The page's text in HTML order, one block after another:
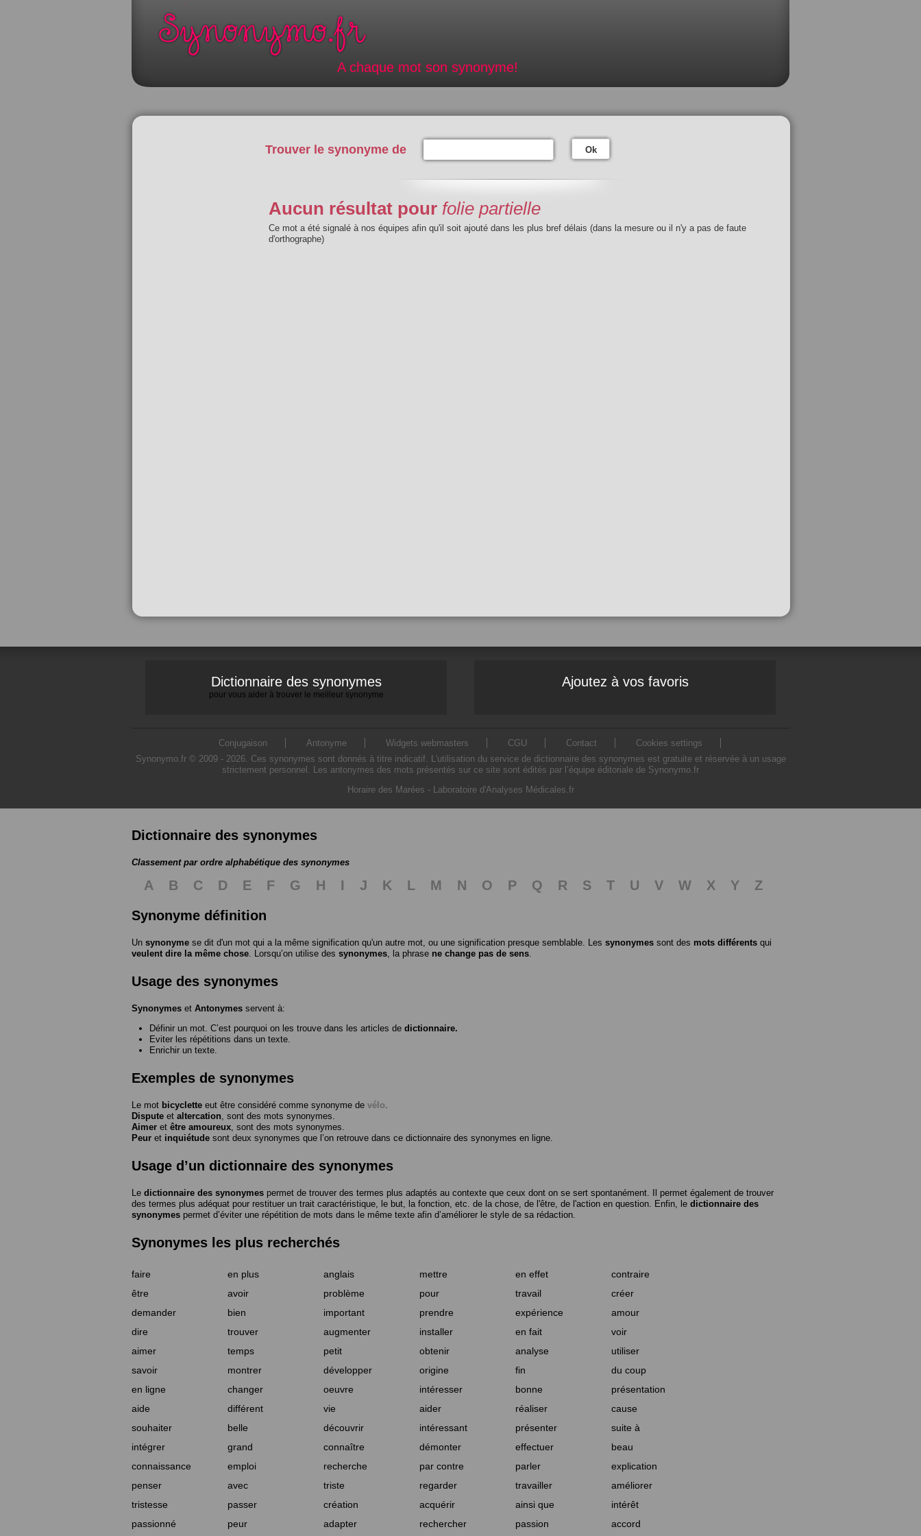
A chaque mot son synonyme!
Trouver le synonyme de Ok
Aucun résultat pour folie partielle
Ce mot a été signalé à nos équipes afin qu'il soit ajouté dans les plus bref délais (dans la mesure ou il n'y a pas de faute
d'orthographe)
Dictionnaire des synonymes
pour vous aider à trouver le meilleur synonyme
Ajoutez à vos favoris
Conjugaison Antonyme Widgets webmasters CGU Contact
Cookies settings
Synonymo.fr © 2009 - 2026. Ces synonymes sont donnés à titre indicatif. L'utilisation du service de dictionnaire des synonymes est gratuite et réservée à un usage
strictement personnel. Les antonymes des mots présentés sur ce site sont édités par l’équipe éditoriale de Synonymo.fr
Horaire des Marées - Laboratoire d'Analyses Médicales.fr
Dictionnaire des synonymes
Classement par ordre alphabétique des synonymes
A B C D E F G H I J K L M N O P Q R S T U V W X Y
Z
Synonyme définition
Un synonyme se dit d'un mot qui a la même signification qu'un autre mot, ou une signification presque semblable. Les synonymes sont des mots différents qui
veulent dire la même chose . Lorsqu’on utilise des synonymes , la phrase ne change pas de sens
Usage des synonymes
Synonymes et Antonymes servent à:
Définir un mot. C’est pourquoi on les trouve dans les articles de dictionnaire.
Eviter les répétitions dans un texte.
Enrichir un texte.
Exemples de synonymes
Le mot bicyclette eut être considéré comme synonyme de vélo
Dispute et altercation , sont des mots synonymes.
Aimer et être amoureux , sont des mots synonymes.
Peur et inquiétude sont deux synonymes que l’on retrouve dans ce dictionnaire des synonymes en ligne.
Usage d’un dictionnaire des synonymes
Le dictionnaire des synonymes permet de trouver des termes plus adaptés au contexte que ceux dont on se sert spontanément. Il permet également de trouver
des termes plus adéquat pour restituer un trait caractéristique, le but, la fonction, etc. de la chose, de l'être, de l'action en question. Enfin, le dictionnaire des
synonymes permet d’éviter une répétition de mots dans le même texte afin d’améliorer le style de sa rédaction.
Synonymes les plus recherchés
faire en plus anglais mettre en effet
contraire
être
avoir problème pour travail
créer
demander
bien important prendre expérience
amour
dire
trouver augmenter installer en fait
voir
aimer
temps petit obtenir analyse
utiliser
savoir
montrer développer origine fin
du coup
en ligne
changer oeuvre intéresser bonne
présentation
aide
différent vie aider réaliser
cause
souhaiter
belle découvrir intéressant présenter
suite à
intégrer
grand connaître démonter effectuer
beau
connaissance
emploi recherche par contre parler
explication
penser
avec triste regarder travailler
améliorer
tristesse
passer création acquérir ainsi que
intérêt
passionné
peur adapter rechercher passion accord